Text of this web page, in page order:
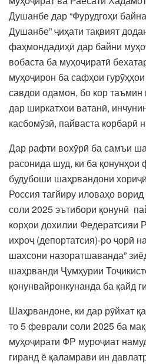
Душанбе дар “Фурудгоҳи
Душанбе” ҷиҳати тақвият
фаҳмондадиҳӣ дар байни
вобаста ба муҳоҷиратӣ
муҳоҷирон ба сафҳои
савдои одамон, бо кор
дар ширкатхои ватанӣ,
касбомӯзӣ, пайваста корбарӣ
Дар рафти вохӯрӣ ба самъи
расонида шуд, ки ба
будубоши шаҳрвандони
Россия тағйиру иловаҳо
соли 2025 эътибори қонунӣ
корҳои дохилии Федератсияи
ихроҷ (депортатсия)-ро ҷорӣ
шахсони назоратшаванда”
шаҳрванди Ҷумҳурии
қонунвайронкунанда ба қайд
Шаҳрвандоне, ки дар рӯйхат
то 5 феврали соли 2025 ба
муҳоҷирати ФР муроҷиат
гиранд ё қаламрави ин